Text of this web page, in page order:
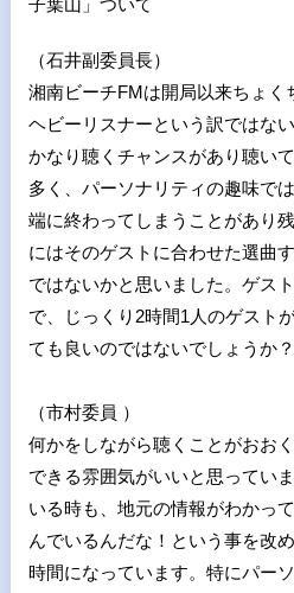
子葉山」ついて
（石井副委員長）
湘南ビーチFMは開局以来ちょく
ヘビーリスナーという訳ではな
かなり聴くチャンスがあり聴い
多く、パーソナリティの趣味で
端に終わってしまうことがあり
にはそのゲストに合わせた選曲
ではないかと思いました。ゲス
で、じっくり2時間1人のゲスト
ても良いのではないでしょうか
（市村委員 ）
何かをしながら聴くことがおお
できる雰囲気がいいと思ってい
いる時も、地元の情報がわかっ
んでいるんだな！という事を改
時間になっています。特にパー